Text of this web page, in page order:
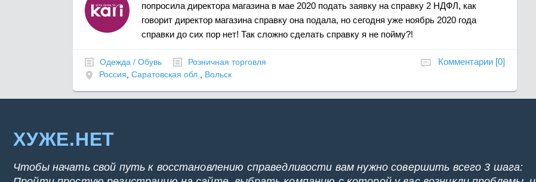
попросила директора магазина в мае 2020 подать заявку на справку 2 НДФЛ, как
говорит директор магазина справку она подала, но сегодня уже ноябрь 2020 года
справки до сих пор нет! Так сложно сделать справку я не пойму?!
Комментарии [0]
Одежда / Обувь
Розничная торговля
Россия, Саратовская обл., Вольск
ХУЖЕ.НЕТ
Чтобы начать свой путь к восстановлению справедливости вам нужно совершить всего 3 шага: